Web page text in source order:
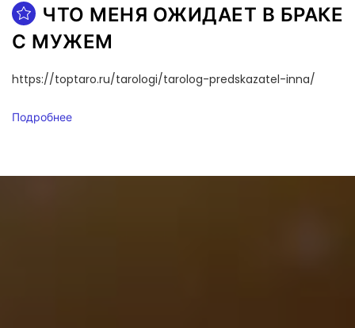
ЧТО МЕНЯ ОЖИДАЕТ В БРАКЕ
С МУЖЕМ
https://toptaro.ru/tarologi/tarolog-predskazatel-inna/
Подробнее